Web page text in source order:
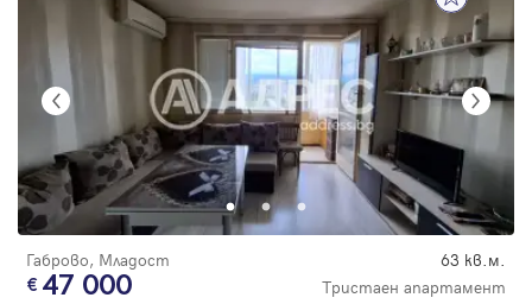
Габрово, Младост 63 кв.м.
47 000 Тристаен апартамент